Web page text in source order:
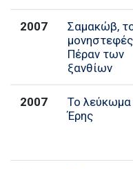
2007
Σαμακώβ,
μονηστεφές
Πέραν των
ξανθίων
2007
Το λεύκωμα
Έρης